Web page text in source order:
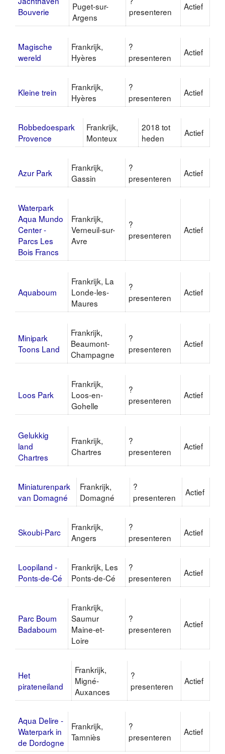
Bouverie
Puget-sur-
Argens
presenteren
Actief
Magische
wereld
Frankrijk,
Hyères
?
presenteren
Actief
Kleine trein
Frankrijk,
Hyères
?
presenteren
Actief
Robbedoespark
Provence
Frankrijk,
Monteux
2018 tot
heden
Actief
Azur Park
Frankrijk,
Gassin
?
presenteren
Actief
Waterpark
Aqua Mundo
Center -
Parcs Les
Bois Francs
Frankrijk,
Verneuil-sur-
Avre
?
presenteren
Actief
Aquaboum
Frankrijk, La
Londe-les-
Maures
?
presenteren
Actief
Minipark
Toons Land
Frankrijk,
Beaumont-
Champagne
?
presenteren
Actief
Loos Park
Frankrijk,
Loos-en-
Gohelle
?
presenteren
Actief
Gelukkig
land
Chartres
Frankrijk,
Chartres
?
presenteren
Actief
Miniaturenpark
van Domagné
Frankrijk,
Domagné
?
presenteren
Actief
Skoubi-Parc
Frankrijk,
Angers
?
presenteren
Actief
Loopiland -
Ponts-de-Cé
Frankrijk, Les
Ponts-de-Cé
?
presenteren
Actief
Parc Boum
Badaboum
Frankrijk,
Saumur
Maine-et-
Loire
?
presenteren
Actief
Het
pirateneiland
Frankrijk,
Migné-
Auxances
?
presenteren
Actief
Aqua Delire -
Waterpark in
de Dordogne
Frankrijk,
Tamniès
?
presenteren
Actief